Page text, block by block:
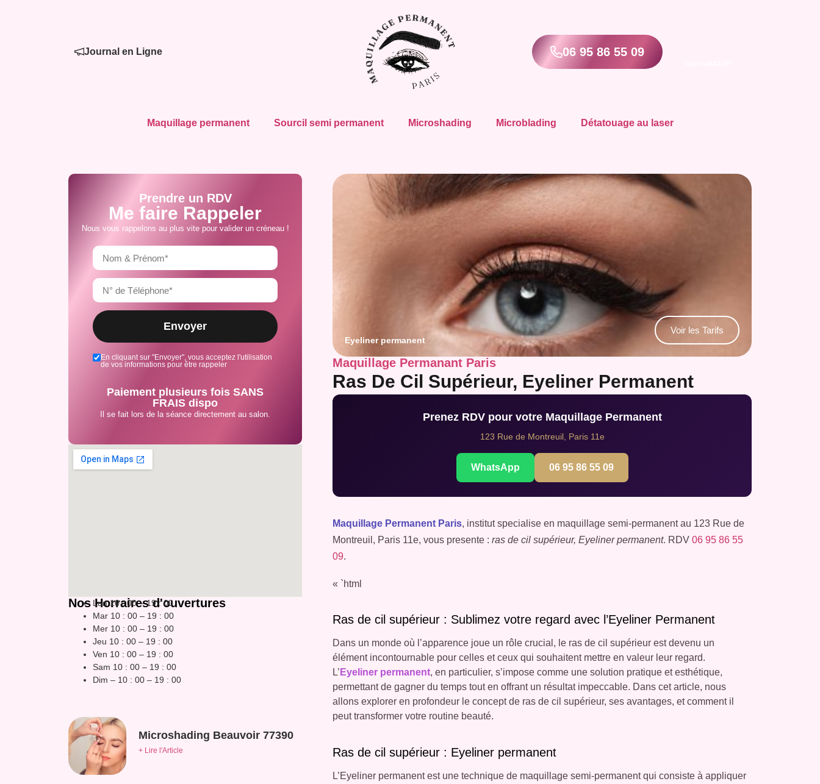
Journal en Ligne 06 95 86 55 09
Maquillage permanent Sourcil semi permanent Microshading Microblading Détatouage au laser
Prendre un RDV
Me faire Rappeler
Nous vous rappelons au plus vite pour valider un créneau !
En cliquant sur "Envoyer", vous acceptez l'utilisation
de vos informations pour être rappeler
Envoyer
Paiement plusieurs fois SANS
FRAIS dispo
Il se fait lors de la séance directement au salon.
Nos Horraires d'ouvertures
Lun 10 : 00 – 19 : 00
Mar 10 : 00 – 19 : 00
Mer 10 : 00 – 19 : 00
Jeu 10 : 00 – 19 : 00
Ven 10 : 00 – 19 : 00
Sam 10 : 00 – 19 : 00
Dim – 10 : 00 – 19 : 00
Microshading Beauvoir 77390
+ Lire l'Article
Eyeliner permanent
Voir les Tarifs
Maquillage Permanant Paris
Ras De Cil Supérieur, Eyeliner Permanent
Prenez RDV pour votre Maquillage Permanent
123 Rue de Montreuil, Paris 11e
WhatsApp 06 95 86 55 09
Maquillage Permanent Paris, institut specialise en maquillage semi-permanent au 123 Rue de
Montreuil, Paris 11e, vous presente :ras de cil supérieur, Eyeliner permanent. RDV06 95 86 55
09.
« `html
Ras de cil supérieur : Sublimez votre regard avec l’Eyeliner Permanent
Dans un monde où l’apparence joue un rôle crucial, le ras de cil supérieur est devenu un
élément incontournable pour celles et ceux qui souhaitent mettre en valeur leur regard.
L’ Eyeliner permanent, en particulier, s’impose comme une solution pratique et esthétique,
permettant de gagner du temps tout en offrant un résultat impeccable. Dans cet article, nous
allons explorer en profondeur le concept de ras de cil supérieur, ses avantages, et comment il
peut transformer votre routine beauté.
Ras de cil supérieur : Eyeliner permanent
L’Eyeliner permanent est une technique de maquillage semi-permanent qui consiste à appliquer